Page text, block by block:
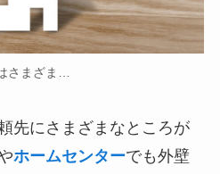
さまざま…
先にさまざまなところが
ホームセンターでも外壁